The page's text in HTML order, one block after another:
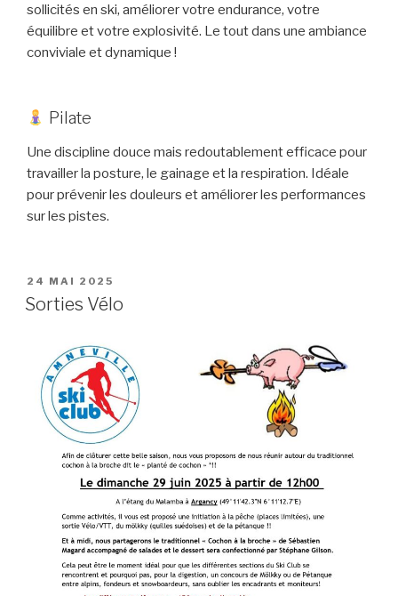
sollicités en ski, améliorer votre endurance, votre
équilibre et votre explosivité. Le tout dans une ambiance
conviviale et dynamique !
Pilate
Une discipline douce mais redoutablement efficace pour
travailler la posture, le gainage et la respiration. Idéale
pour prévenir les douleurs et améliorer les performances
sur les pistes.
PUBLIÉ
LE
24 MAI 2025
Sorties Vélo